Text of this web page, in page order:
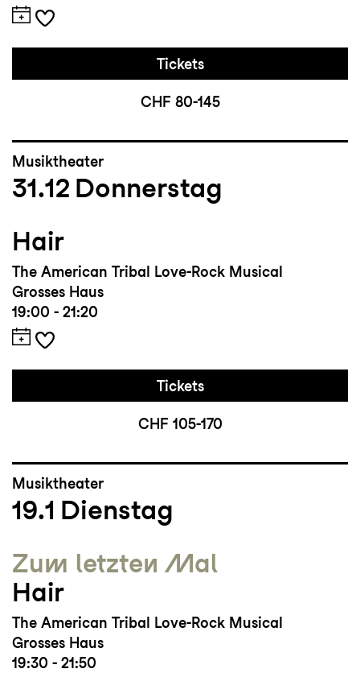
Tickets
CHF 80-145
Musiktheater
31.12 Donnerstag
Hair
The American Tribal Love-Rock Musical
Grosses Haus
19:00 - 21:20
Tickets
CHF 105-170
Musiktheater
19.1 Dienstag
Zum letzten Mal
Hair
The American Tribal Love-Rock Musical
Grosses Haus
19:30 - 21:50